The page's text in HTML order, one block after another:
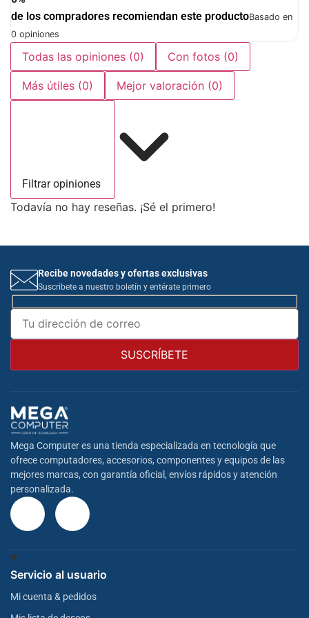
de los compradores recomiendan este productoBasado en
0 opiniones
Todas las opiniones (0) Con fotos (0)
Más útiles (0) Mejor valoración (0)
Filtrar opiniones
Todavía no hay reseñas. ¡Sé el primero!
Recibe novedades y ofertas exclusivas
Suscribete a nuestro boletín y entérate primero
Mega Computer es una tienda especializada en tecnología que
ofrece computadores, accesorios, componentes y equipos de las
mejores marcas, con garantía oficial, envíos rápidos y atención
personalizada.
Servicio al usuario
Mi cuenta & pedidos